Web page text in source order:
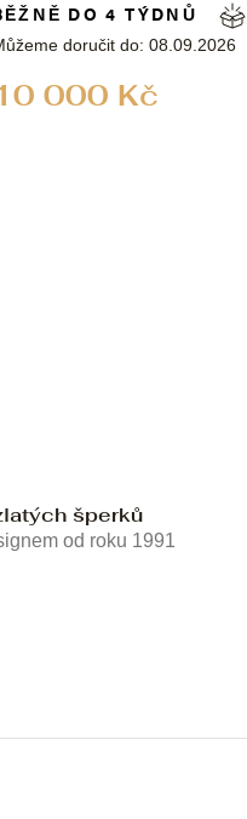
000 Kč
DO 4 TÝDNŮ
doručit do: 08.09.2026
šperků
od roku 1991